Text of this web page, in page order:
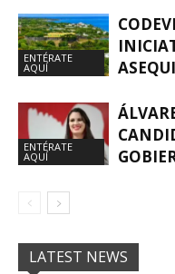
ENTÉRATE
AQUÍ
ENTÉRATE
AQUÍ
LATEST NEWS